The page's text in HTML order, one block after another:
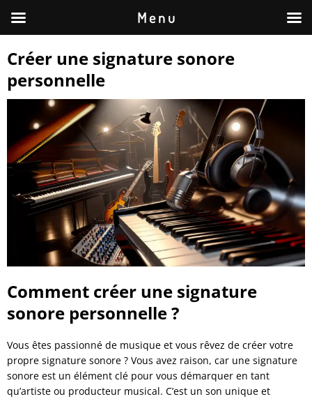
Créer une signature sonore
personnelle
Comment créer une signature
sonore personnelle ?
Vous êtes passionné de musique et vous rêvez de créer votre
propre signature sonore ? Vous avez raison, car une signature
sonore est un élément clé pour vous démarquer en tant
qu’artiste ou producteur musical. C’est un son unique et
M e n u